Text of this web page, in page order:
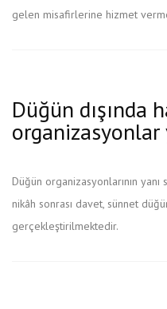
gelen misafirlerine hizmet
Düğün dışında
organizasyonlar
Düğün organizasyonlarının yanı
nikâh sonrası davet, sünnet
gerçekleştirilmektedir.